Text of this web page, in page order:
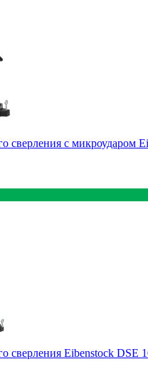
сверления с микроударом
сверления Eibenstock DSE